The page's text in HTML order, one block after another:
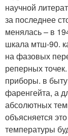
научной
за последнее
менялась – в
шкала мтш-90.
на фазовых
реперных
приборы. в
фаренгейта, а
абсолютных
объясняется
температуры